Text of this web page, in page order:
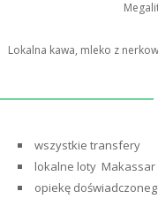
Lokalna kawa, mleko z
wszystkie transfery
lokalne loty Makassar
opiekę